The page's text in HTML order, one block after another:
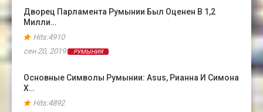
Дворец Парламента Румынии Был Оценен В 1,2
Милли…
Hits:4910
сен 20, 2019
РУМЫНИЯ
Основные Символы Румынии: Asus, Рианна И Симона
Х…
Hits:4892